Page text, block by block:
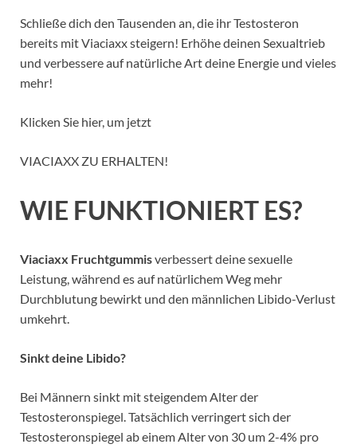
Schließe dich den Tausenden an, die ihr Testosteron
bereits mit Viaciaxx steigern! Erhöhe deinen Sexualtrieb
und verbessere auf natürliche Art deine Energie und vieles
mehr!
Klicken Sie hier, um jetzt
VIACIAXX ZU ERHALTEN!
WIE FUNKTIONIERT ES?
Viaciaxx Fruchtgummisverbessert deine sexuelle
Leistung, während es auf natürlichem Weg mehr
Durchblutung bewirkt und den männlichen Libido-Verlust
umkehrt.
Sinkt deine Libido?
Bei Männern sinkt mit steigendem Alter der
Testosteronspiegel. Tatsächlich verringert sich der
Testosteronspiegel ab einem Alter von 30 um 2-4% pro